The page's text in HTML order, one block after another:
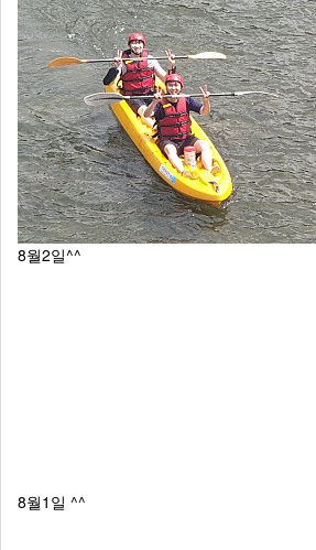
8월2일^^
8월1일 ^^